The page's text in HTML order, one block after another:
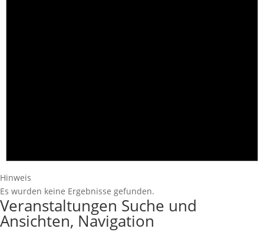
Hinweis
Es wurden keine Ergebnisse gefunden.
Veranstaltungen Suche und
Ansichten, Navigation